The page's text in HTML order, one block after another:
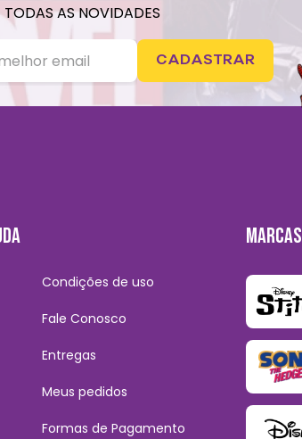
TODAS AS NOVIDADES
CADASTRAR
Condições de uso
Fale Conosco
Entregas
Meus pedidos
Formas de Pagamento
MARCAS